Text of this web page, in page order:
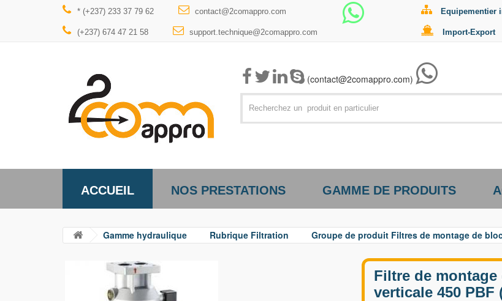
* (+237) 233 37 79 62 contact@2comappro.com
(+237) 674 47 21 58 support.technique@2comappro.com
Equipementier
Import-Export
(contact@2comappro.com)
ACCUEIL NOS PRESTATIONS GAMME DE PRODUITS
Gamme hydraulique Rubrique Filtration Groupe de produit Filtres de montage de
Filtre de
verticale 450 PBF